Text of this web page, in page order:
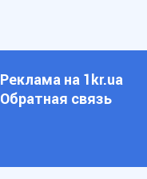
Реклама на 1kr.ua
Обратная связь